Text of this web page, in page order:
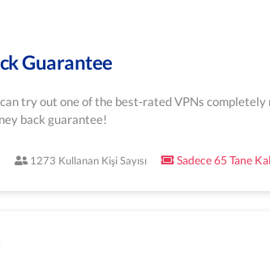
Guarantee
try out one of the best-rated VPNs completely
back guarantee!
1273 Kullanan Kişi Sayısı Sadece 65 Tane